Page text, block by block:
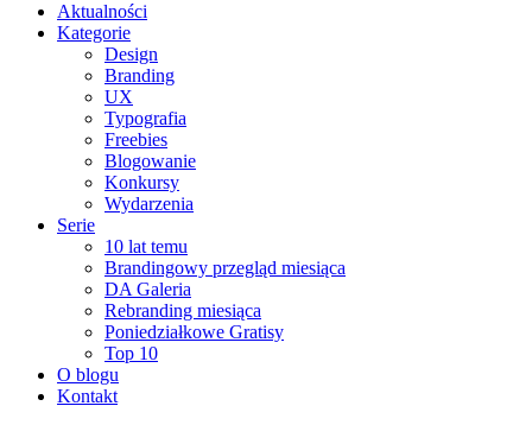
Aktualności
Kategorie
Design
Branding
UX
Typografia
Freebies
Blogowanie
Konkursy
Wydarzenia
Serie
10 lat temu
Brandingowy przegląd miesiąca
DA Galeria
Rebranding miesiąca
Poniedziałkowe Gratisy
Top 10
O blogu
Kontakt